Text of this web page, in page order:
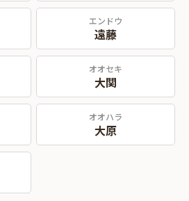
エンドウ
遠藤
オオセキ
大関
オオハラ
大原